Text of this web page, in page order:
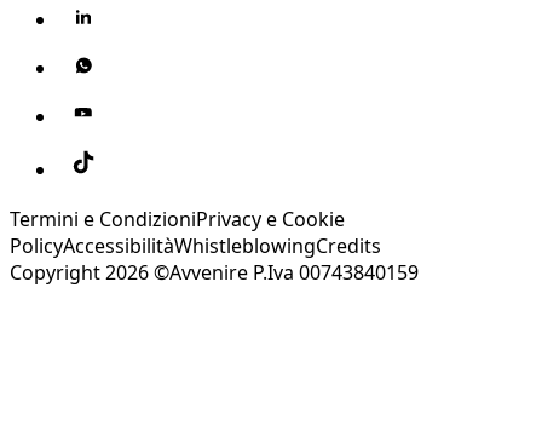
Termini e CondizioniPrivacy e Cookie
PolicyAccessibilitàWhistleblowingCredits
Copyright 2026 ©Avvenire P.Iva 00743840159